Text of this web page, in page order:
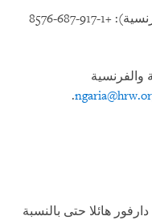
في باريس، إليز كيبلر (الإنغليزية والفرنسية): +1-917-687-8576
والفرنسية
.
هائلا حتى بالنسبة